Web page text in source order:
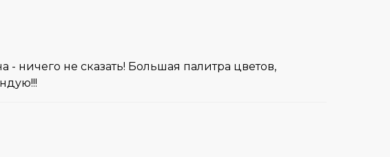
- ничего не сказать! Большая палитра цветов,